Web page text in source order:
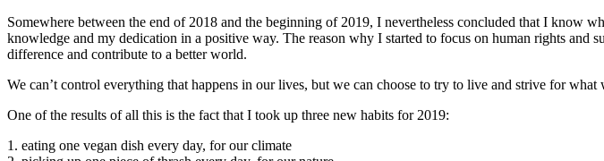
Somewhere between the end of 2018 and the beginning of 2019, I nevertheless concluded that I know
knowledge and my dedication in a positive way. The reason why I started to focus on human rights
difference and contribute to a better world.
We can’t control everything that happens in our lives, but we can choose to try to live and strive for
One of the results of all this is the fact that I took up three new habits for 2019:
1. eating one vegan dish every day, for our climate